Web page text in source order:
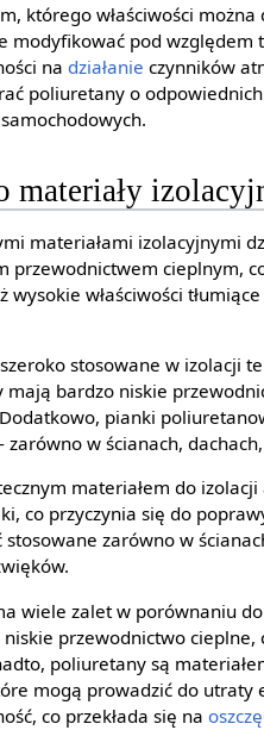
którego właściwości
modyfikować pod względem
na działanie czynników
poliuretany o
materiały
materiałami izolacyjnymi
przewodnictwem cieplnym,
właściwości
stosowane w izolacji
bardzo niskie
pianki
w ścianach,
materiałem do
co przyczynia się do
zarówno w
wiele zalet w porównaniu
przewodnictwo
poliuretany są
mogą prowadzić do
co przekłada się na